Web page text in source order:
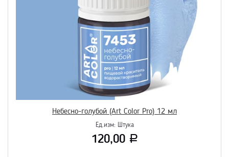
Небесно-голубой (Art Color Pro) 12 мл
Ед.изм: Штука
120,00 Р